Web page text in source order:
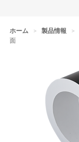
ホーム > 製品情報 >
面